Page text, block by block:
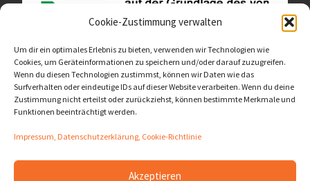
Cookie-Zustimmung verwalten
Um dir ein optimales Erlebnis zu bieten, verwenden wir Technologien wie
Cookies, um Geräteinformationen zu speichern und/oder darauf zuzugreifen.
Wenn du diesen Technologien zustimmst, können wir Daten wie das
Surfverhalten oder eindeutige IDs auf dieser Website verarbeiten. Wenn du deine
Zustimmung nicht erteilst oder zurückziehst, können bestimmte Merkmale und
Funktionen beeinträchtigt werden.
Impressum, Datenschutzerklärung, Cookie-Richtlinie
Akzeptieren
Diese Website ist als Teil des Projektes "Wachsen lassen
- Raum geben" entstanden.>>>